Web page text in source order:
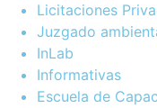
Licitaciones
Juzgado
InLab
Informativas
Escuela de